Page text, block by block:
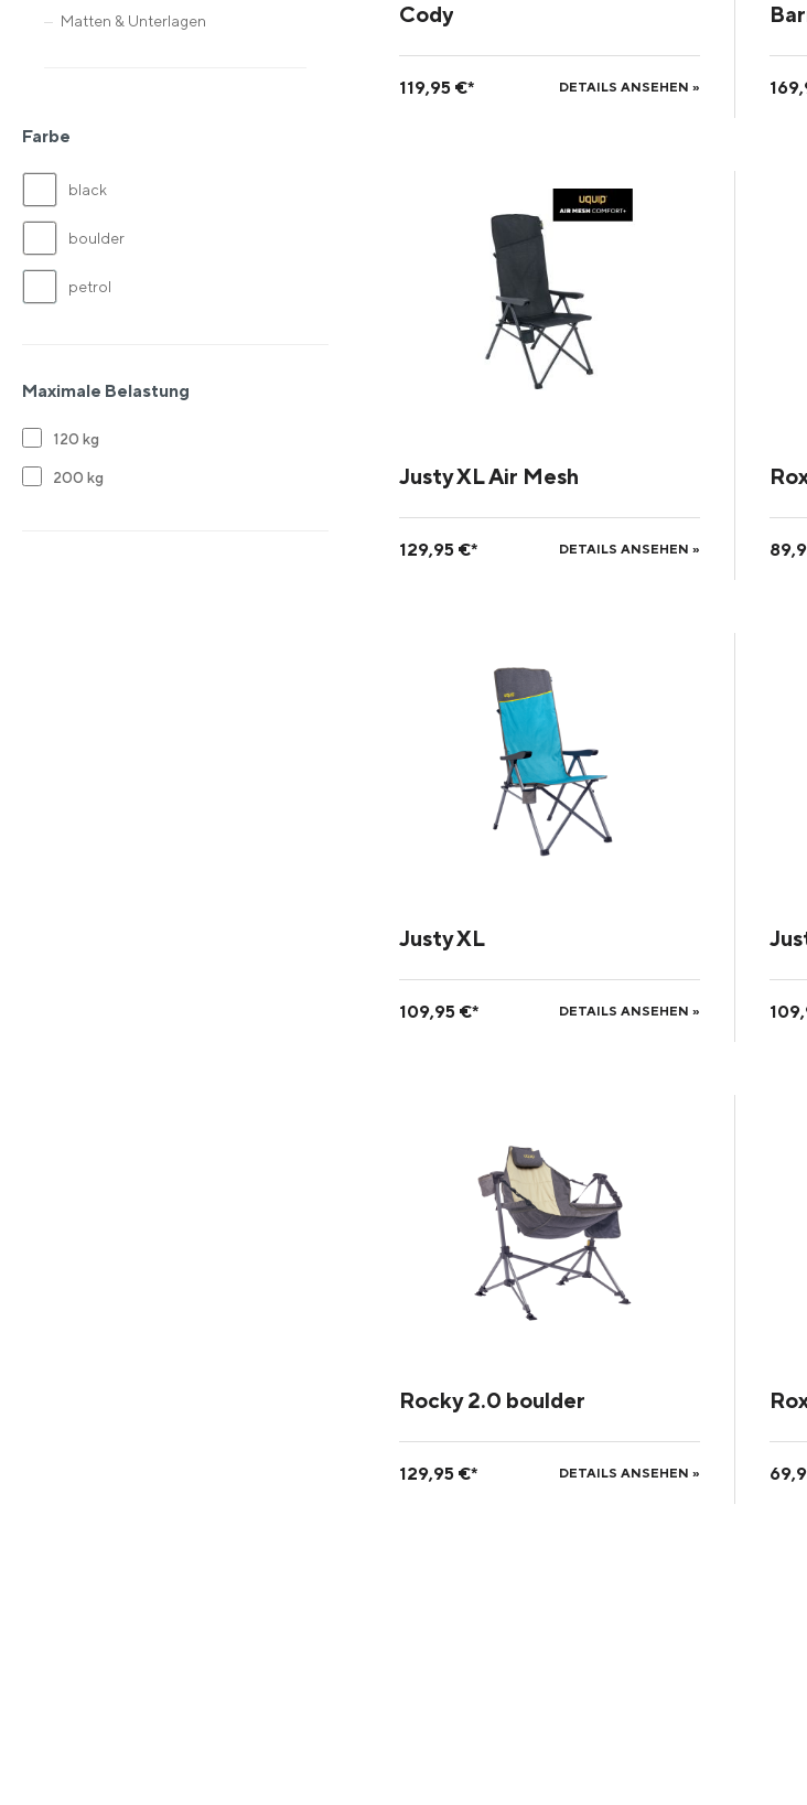
Matten & Unterlagen
Farbe
black
boulder
petrol
Maximale Belastung
120 kg
200 kg
Cody
119,95 €* DETAILS ANSEHEN »
Justy XL Air Mesh
129,95 €* DETAILS ANSEHEN »
Justy XL
109,95 €* DETAILS ANSEHEN »
Rocky 2.0 boulder
129,95 €* DETAILS ANSEHEN »